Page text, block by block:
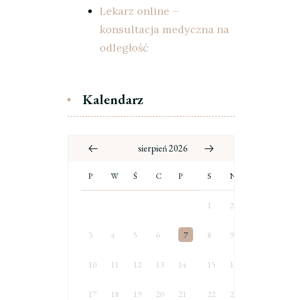
Lekarz online –
konsultacja medyczna na
odległość
Kalendarz
sierpień 2026
P W Ś C P S N
1 2
3 4 5 6 7 8 9
10 11 12 13 14 15 16
17 18 19 20 21 22 23